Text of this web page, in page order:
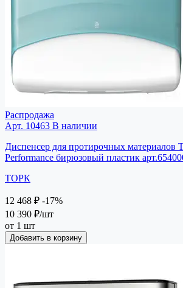
Распродажа
Арт. 10463 В наличии
Диспенсер для протирочных материалов
Performance бирюзовый пластик
ТОРК
12 468 ₽ -17%
10 390 ₽/шт
от 1 шт
Добавить в корзину